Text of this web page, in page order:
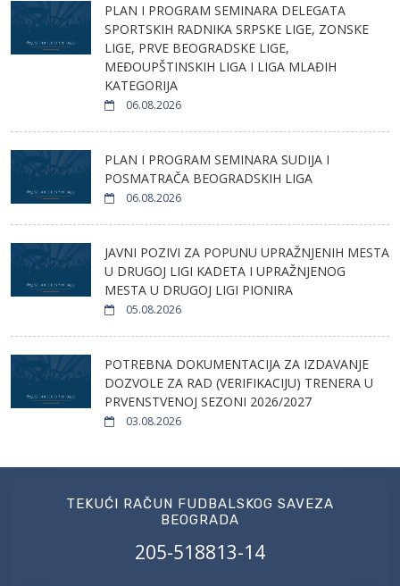
PLAN I PROGRAM SEMINARA DELEGATA
SPORTSKIH RADNIKA SRPSKE LIGE, ZONSKE
LIGE, PRVE BEOGRADSKE LIGE,
MEĐOUPŠTINSKIH LIGA I LIGA MLAĐIH
KATEGORIJA
06.08.2026
PLAN I PROGRAM SEMINARA SUDIJA I
POSMATRAČA BEOGRADSKIH LIGA
06.08.2026
JAVNI POZIVI ZA POPUNU UPRAŽNJENIH MESTA
U DRUGOJ LIGI KADETA I UPRAŽNJENOG
MESTA U DRUGOJ LIGI PIONIRA
05.08.2026
POTREBNA DOKUMENTACIJA ZA IZDAVANJE
DOZVOLE ZA RAD (VERIFIKACIJU) TRENERA U
PRVENSTVENOJ SEZONI 2026/2027
03.08.2026
TEKUĆI RAČUN FUDBALSKOG SAVEZA
BEOGRADA
205-518813-14